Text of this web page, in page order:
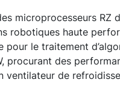
microprocesseurs RZ
robotiques haute
pour le traitement
procurant des
ventilateur de